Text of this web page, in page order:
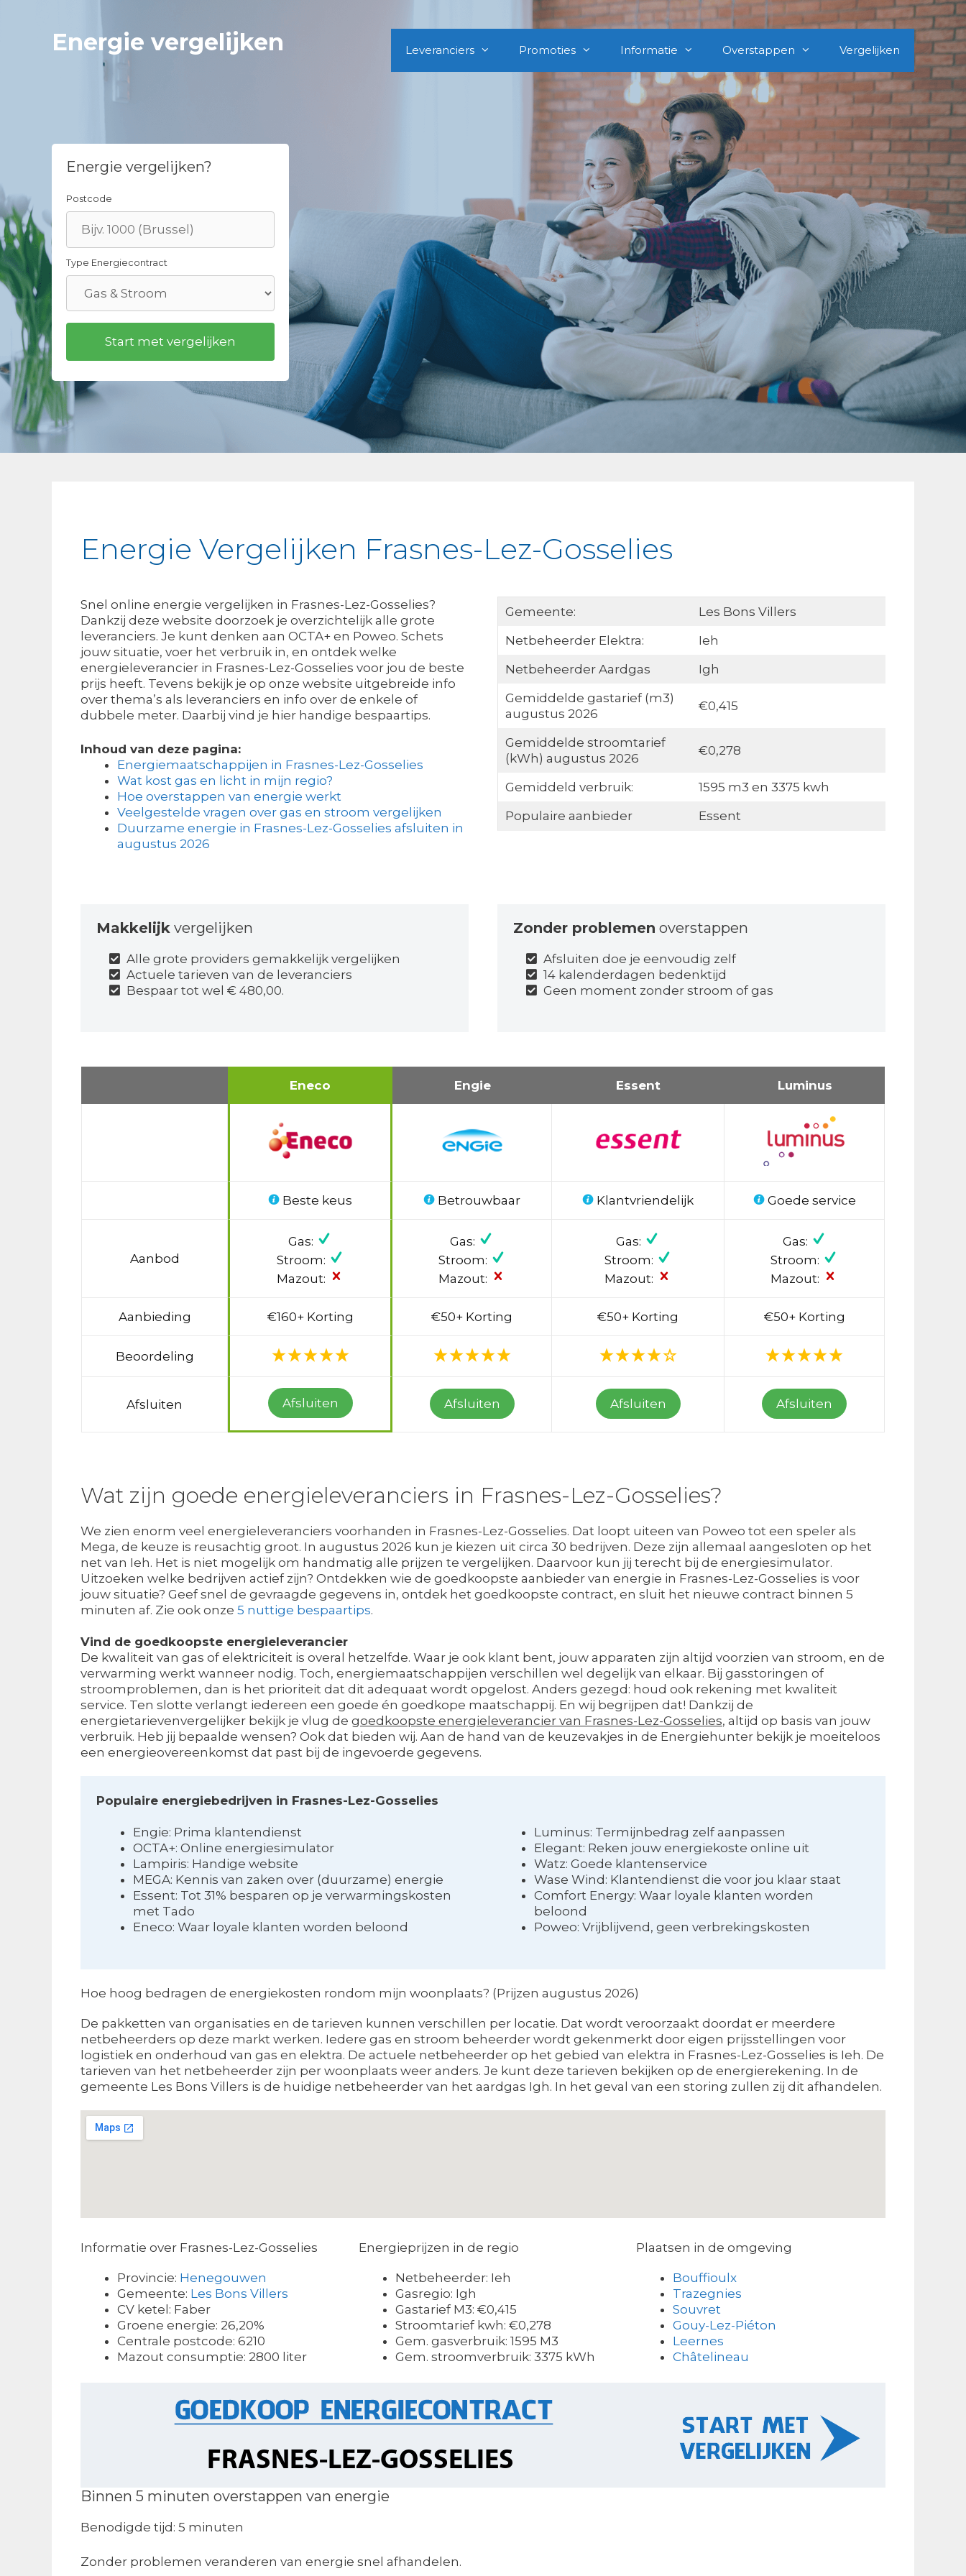
Energie vergelijken Leveranciers Promoties Informatie Overstappen Vergelijken
Energie vergelijken?
Postcode
Type Energiecontract
Energie Vergelijken Frasnes-Lez-Gosselies
Snel online energie vergelijken in Frasnes-Lez-Gosselies?
Dankzij deze website doorzoek je overzichtelijk alle grote
leveranciers. Je kunt denken aan OCTA+ en Poweo. Schets
jouw situatie, voer het verbruik in, en ontdek welke
energieleverancier in Frasnes-Lez-Gosselies voor jou de beste
prijs heeft. Tevens bekijk je op onze website uitgebreide info
over thema’s als leveranciers en info over de enkele of
dubbele meter. Daarbij vind je hier handige bespaartips.
Inhoud van deze pagina:
Energiemaatschappijen in Frasnes-Lez-Gosselies
Wat kost gas en licht in mijn regio?
Hoe overstappen van energie werkt
Veelgestelde vragen over gas en stroom vergelijken
Duurzame energie in Frasnes-Lez-Gosselies afsluiten in
augustus 2026
Gemeente:
Les Bons Villers
Netbeheerder Elektra:
Ieh
Netbeheerder Aardgas
Igh
Gemiddelde gastarief (m3)
augustus 2026
€0,415
Gemiddelde stroomtarief
(kWh) augustus 2026
€0,278
Gemiddeld verbruik:
1595 m3 en 3375 kwh
Populaire aanbieder
Essent
Makkelijkvergelijken
Alle grote providers gemakkelijk vergelijken
Actuele tarieven van de leveranciers
Bespaar tot wel € 480,00.
Zonder problemen overstappen
Afsluiten doe je eenvoudig zelf
14 kalenderdagen bedenktijd
Geen moment zonder stroom of gas
Eneco Engie Essent Luminus
Beste keus Betrouwbaar Klantvriendelijk Goede service
Aanbod
Gas:
Stroom:
Mazout:
Gas:
Stroom:
Mazout:
Gas:
Stroom:
Mazout:
Gas:
Stroom:
Mazout:
Aanbieding €160+ Korting €50+ Korting €50+ Korting €50+ Korting
Beoordeling
Afsluiten Afsluiten Afsluiten Afsluiten Afsluiten
Wat zijn goede energieleveranciers in Frasnes-Lez-Gosselies?
We zien enorm veel energieleveranciers voorhanden in Frasnes-Lez-Gosselies. Dat loopt uiteen van Poweo tot een speler als
Mega, de keuze is reusachtig groot. In augustus 2026 kun je kiezen uit circa 30 bedrijven. Deze zijn allemaal aangesloten op het
net van Ieh. Het is niet mogelijk om handmatig alle prijzen te vergelijken. Daarvoor kun jij terecht bij de energiesimulator.
Uitzoeken welke bedrijven actief zijn? Ontdekken wie de goedkoopste aanbieder van energie in Frasnes-Lez-Gosselies is voor
jouw situatie? Geef snel de gevraagde gegevens in, ontdek het goedkoopste contract, en sluit het nieuwe contract binnen 5
minuten af. Zie ook onze 5 nuttige bespaartips.
Vind de goedkoopste energieleverancier
De kwaliteit van gas of elektriciteit is overal hetzelfde. Waar je ook klant bent, jouw apparaten zijn altijd voorzien van stroom, en de
verwarming werkt wanneer nodig. Toch, energiemaatschappijen verschillen wel degelijk van elkaar. Bij gasstoringen of
stroomproblemen, dan is het prioriteit dat dit adequaat wordt opgelost. Anders gezegd: houd ook rekening met kwaliteit
service. Ten slotte verlangt iedereen een goede én goedkope maatschappij. En wij begrijpen dat! Dankzij de
energietarievenvergelijker bekijk je vlug de goedkoopste energieleverancier van Frasnes-Lez-Gosselies, altijd op basis van jouw
verbruik. Heb jij bepaalde wensen? Ook dat bieden wij. Aan de hand van de keuzevakjes in de Energiehunter bekijk je moeiteloos
een energieovereenkomst dat past bij de ingevoerde gegevens.
Populaire energiebedrijven in Frasnes-Lez-Gosselies
Engie: Prima klantendienst
OCTA+: Online energiesimulator
Lampiris: Handige website
MEGA: Kennis van zaken over (duurzame) energie
Essent: Tot 31% besparen op je verwarmingskosten
met Tado
Eneco: Waar loyale klanten worden beloond
Luminus: Termijnbedrag zelf aanpassen
Elegant: Reken jouw energiekoste online uit
Watz: Goede klantenservice
Wase Wind: Klantendienst die voor jou klaar staat
Comfort Energy: Waar loyale klanten worden
beloond
Poweo: Vrijblijvend, geen verbrekingskosten
Hoe hoog bedragen de energiekosten rondom mijn woonplaats? (Prijzen augustus 2026)
De pakketten van organisaties en de tarieven kunnen verschillen per locatie. Dat wordt veroorzaakt doordat er meerdere
netbeheerders op deze markt werken. Iedere gas en stroom beheerder wordt gekenmerkt door eigen prijsstellingen voor
logistiek en onderhoud van gas en elektra. De actuele netbeheerder op het gebied van elektra in Frasnes-Lez-Gosselies is Ieh. De
tarieven van het netbeheerder zijn per woonplaats weer anders. Je kunt deze tarieven bekijken op de energierekening. In de
gemeente Les Bons Villers is de huidige netbeheerder van het aardgas Igh. In het geval van een storing zullen zij dit afhandelen.
Informatie over Frasnes-Lez-Gosselies
Provincie: Henegouwen
Gemeente: Les Bons Villers
CV ketel: Faber
Groene energie: 26,20%
Centrale postcode: 6210
Mazout consumptie: 2800 liter
Energieprijzen in de regio
Netbeheerder: Ieh
Gasregio: Igh
Gastarief M3: €0,415
Stroomtarief kwh: €0,278
Gem. gasverbruik: 1595 M3
Gem. stroomverbruik: 3375 kWh
Plaatsen in de omgeving
Bouffioulx
Trazegnies
Souvret
Gouy-Lez-Piéton
Leernes
Châtelineau
Binnen 5 minuten overstappen van energie
Benodigde tijd: 5 minuten
Zonder problemen veranderen van energie snel afhandelen.